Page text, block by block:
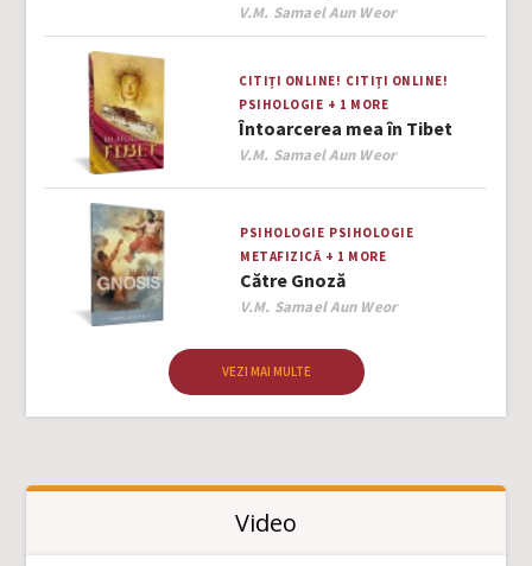
Author
V.M. Samael Aun Weor
CITIȚI ONLINE! CITIȚI ONLINE!
PSIHOLOGIE + 1 MORE
Întoarcerea mea în Tibet
Author
V.M. Samael Aun Weor
PSIHOLOGIE PSIHOLOGIE
METAFIZICĂ + 1 MORE
Către Gnoză
Author
V.M. Samael Aun Weor
VEZI MAI MULTE
Video